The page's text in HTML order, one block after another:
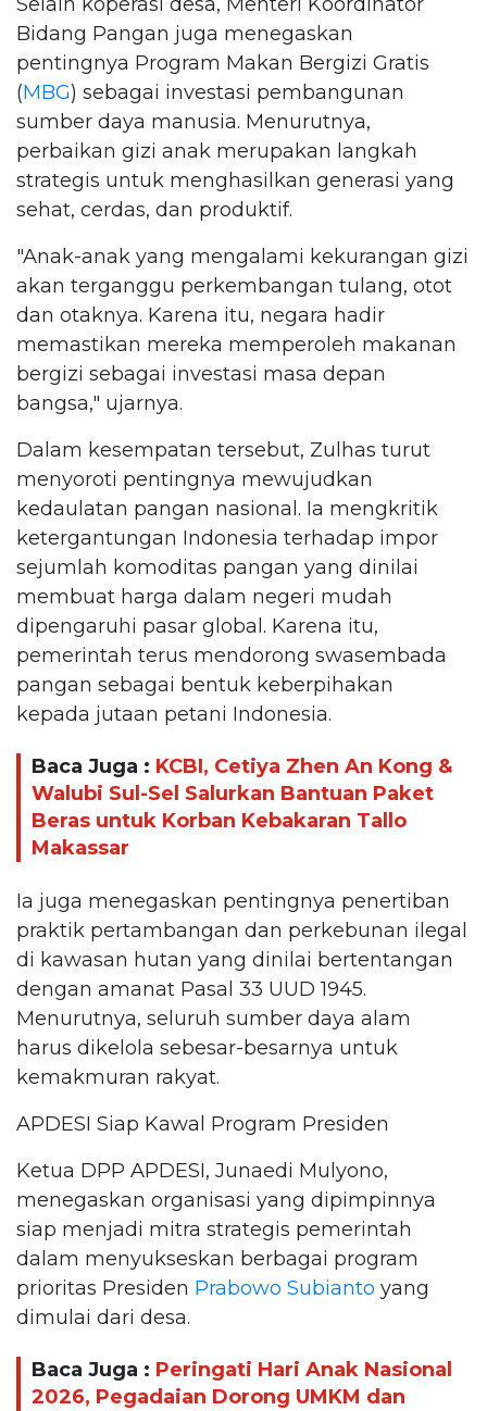
Bidang Pangan juga menegaskan
pentingnya Program Makan Bergizi Gratis
(MBG) sebagai investasi pembangunan
sumber daya manusia. Menurutnya,
perbaikan gizi anak merupakan langkah
strategis untuk menghasilkan generasi yang
sehat, cerdas, dan produktif.
"Anak-anak yang mengalami kekurangan gizi
akan terganggu perkembangan tulang, otot
dan otaknya. Karena itu, negara hadir
memastikan mereka memperoleh makanan
bergizi sebagai investasi masa depan
bangsa," ujarnya.
Dalam kesempatan tersebut, Zulhas turut
menyoroti pentingnya mewujudkan
kedaulatan pangan nasional. Ia mengkritik
ketergantungan Indonesia terhadap impor
sejumlah komoditas pangan yang dinilai
membuat harga dalam negeri mudah
dipengaruhi pasar global. Karena itu,
pemerintah terus mendorong swasembada
pangan sebagai bentuk keberpihakan
kepada jutaan petani Indonesia.
Baca Juga : KCBI, Cetiya Zhen An Kong &
Walubi Sul-Sel Salurkan Bantuan Paket
Beras untuk Korban Kebakaran Tallo
Makassar
Ia juga menegaskan pentingnya penertiban
praktik pertambangan dan perkebunan ilegal
di kawasan hutan yang dinilai bertentangan
dengan amanat Pasal 33 UUD 1945.
Menurutnya, seluruh sumber daya alam
harus dikelola sebesar-besarnya untuk
kemakmuran rakyat.
APDESI Siap Kawal Program Presiden
Ketua DPP APDESI, Junaedi Mulyono,
menegaskan organisasi yang dipimpinnya
siap menjadi mitra strategis pemerintah
dalam menyukseskan berbagai program
prioritas Presiden Prabowo Subianto yang
dimulai dari desa.
Baca Juga : Peringati Hari Anak Nasional
2026, Pegadaian Dorong UMKM dan